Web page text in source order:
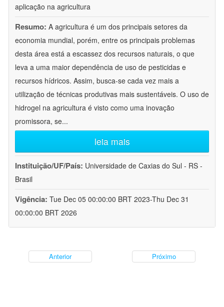
aplicação na agricultura
Resumo: A agricultura é um dos principais setores da
economia mundial, porém, entre os principais problemas
desta área está a escassez dos recursos naturais, o que
leva a uma maior dependência de uso de pesticidas e
recursos hídricos. Assim, busca-se cada vez mais a
utilização de técnicas produtivas mais sustentáveis. O uso de
hidrogel na agricultura é visto como uma inovação
promissora, se...
leia mais
Instituição/UF/País: Universidade de Caxias do Sul - RS -
Brasil
Vigência: Tue Dec 05 00:00:00 BRT 2023-Thu Dec 31
00:00:00 BRT 2026
Anterior Próximo